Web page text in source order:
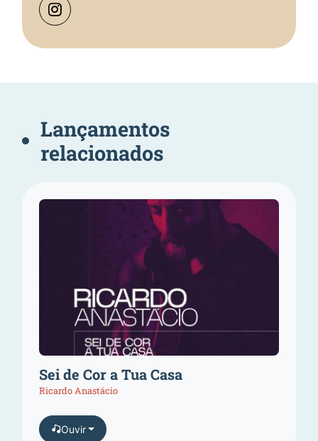
Lançamentos
relacionados
Sei de Cor a Tua Casa
Ricardo Anastácio
Ouvir